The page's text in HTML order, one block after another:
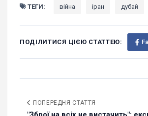
ТЕГИ: війна іран дубай
ПОДІЛИТИСЯ ЦІЄЮ СТАТТЕЮ:
ПОПЕРЕДНЯ СТАТТЯ